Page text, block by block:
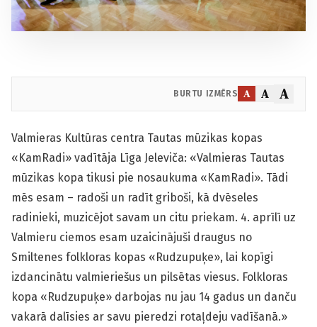
BURTU IZMĒRS A A A
Valmieras Kultūras centra Tautas mūzikas kopas
«KamRadi» vadītāja Līga Jeleviča: «Valmieras Tautas
mūzikas kopa tikusi pie nosaukuma «KamRadi». Tādi
mēs esam – radoši un radīt griboši, kā dvēseles
radinieki, muzicējot savam un citu priekam. 4. aprīlī uz
Valmieru ciemos esam uzaicinājuši draugus no
Smiltenes folkloras kopas «Rudzupuķe», lai kopīgi
izdancinātu valmieriešus un pilsētas viesus. Folkloras
kopa «Rudzupuķe» darbojas nu jau 14 gadus un danču
vakarā dalīsies ar savu pieredzi rotaļdeju vadīšanā.»